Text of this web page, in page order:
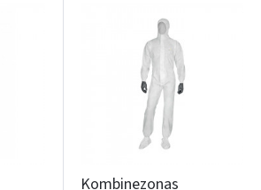
Kombinezonas